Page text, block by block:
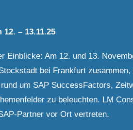
– 13.11.25
Einblicke: Am 12. und 13.
bei Frankfurt zusammen,
um SAP SuccessFactors,
zu beleuchten. LM
Partner vor Ort vertreten.